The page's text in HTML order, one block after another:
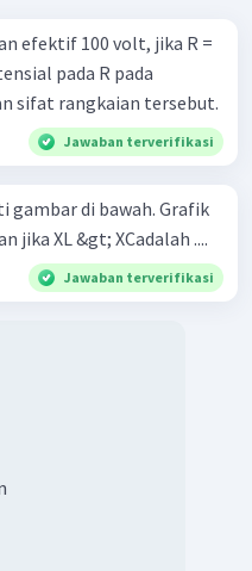
efektif 100 volt, jika R =
pada R pada
sifat rangkaian tersebut.
Jawaban terverifikasi
di bawah. Grafik
jika XL &gt; XCadalah ....
Jawaban terverifikasi